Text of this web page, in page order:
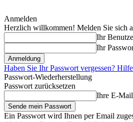
Anmelden
Herzlich willkommen! Melden Sie sich
Ihr
Ihr
Haben Sie Ihr Passwort vergessen?
Passwort-Wiederherstellung
Passwort zurücksetzen
Ihre E-
Ein Passwort wird Ihnen per Email